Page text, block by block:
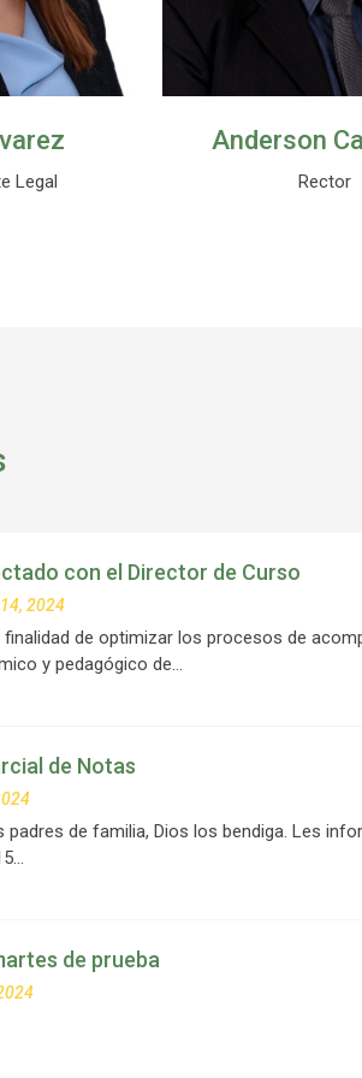
Elizabeth
Coordinador de
con el Director de Curso
2024
finalidad de optimizar los procesos de
y pedagógico de…
de Notas
padres de familia, Dios los bendiga. Les
de prueba